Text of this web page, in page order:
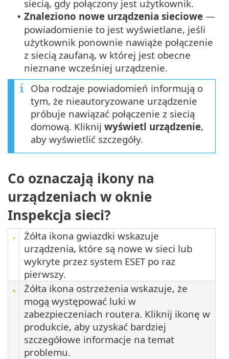
siecią, gdy połączony jest użytkownik.
• Znaleziono nowe urządzenia sieciowe —
powiadomienie to jest wyświetlane, jeśli
użytkownik ponownie nawiąże połączenie
z siecią zaufaną, w której jest obecne
nieznane wcześniej urządzenie.
Oba rodzaje powiadomień informują o
tym, że nieautoryzowane urządzenie
próbuje nawiązać połączenie z siecią
domową. Kliknij wyświetl urządzenie,
aby wyświetlić szczegóły.
Co oznaczają ikony na
urządzeniach w oknie
Inspekcja sieci?
Żółta ikona gwiazdki wskazuje
urządzenia, które są nowe w sieci lub
wykryte przez system ESET po raz
pierwszy.
Żółta ikona ostrzeżenia wskazuje, że
mogą występować luki w
zabezpieczeniach routera. Kliknij ikonę w
produkcie, aby uzyskać bardziej
szczegółowe informacje na temat
problemu.